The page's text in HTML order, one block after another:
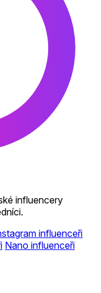
influencery
influenceři
Nano influenceři